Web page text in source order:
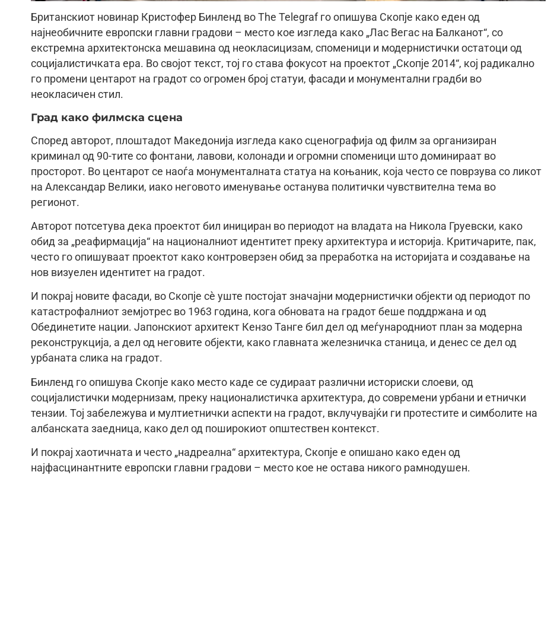
Британскиот новинар Кристофер Бинленд во The Telegraf го опишува Скопје како еден од
најнеобичните европски главни градови – место кое изгледа како „Лас Вегас на Балканот“, со
екстремна архитектонска мешавина од неокласицизам, споменици и модернистички остатоци од
социјалистичката ера. Во својот текст, тој го става фокусот на проектот „Скопје 2014“, кој радикално
го промени центарот на градот со огромен број статуи, фасади и монументални градби во
неокласичен стил.
Град како филмска сцена
Според авторот, плоштадот Македонија изгледа како сценографија од филм за организиран
криминал од 90-тите со фонтани, лавови, колонади и огромни споменици што доминираат во
просторот. Во центарот се наоѓа монументалната статуа на коњаник, која често се поврзува со ликот
на Александар Велики, иако неговото именување останува политички чувствителна тема во
регионот.
Авторот потсетува дека проектот бил инициран во периодот на владата на Никола Груевски, како
обид за „реафирмација“ на националниот идентитет преку архитектура и историја. Критичарите, пак,
често го опишуваат проектот како контроверзен обид за преработка на историјата и создавање на
нов визуелен идентитет на градот.
И покрај новите фасади, во Скопје сè уште постојат значајни модернистички објекти од периодот по
катастрофалниот земјотрес во 1963 година, кога обновата на градот беше поддржана и од
Обединетите нации. Јапонскиот архитект Кензо Танге бил дел од меѓународниот план за модерна
реконструкција, а дел од неговите објекти, како главната железничка станица, и денес се дел од
урбаната слика на градот.
Бинленд го опишува Скопје како место каде се судираат различни историски слоеви, од
социјалистички модернизам, преку националистичка архитектура, до современи урбани и етнички
тензии. Тој забележува и мултиетнички аспекти на градот, вклучувајќи ги протестите и симболите на
албанската заедница, како дел од поширокиот општествен контекст.
И покрај хаотичната и често „надреална“ архитектура, Скопје е опишано како еден од
најфасцинантните европски главни градови – место кое не остава никого рамнодушен.